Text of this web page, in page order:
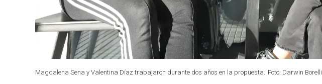
Magdalena Sena y Valentina Díaz trabajaron durante dos años en la propuesta. Foto: Darwin Borelli